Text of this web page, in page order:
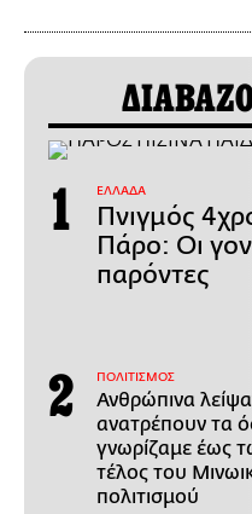
ΕΛΛΑΔΑ
Πνιγμός
Πάρο: Οι
παρόντες
ΠΟΛΙΤΙΣΜΟΣ
Ανθρώπινα
ανατρέπουν τα
γνωρίζαμε έως
τέλος του
πολιτισμού